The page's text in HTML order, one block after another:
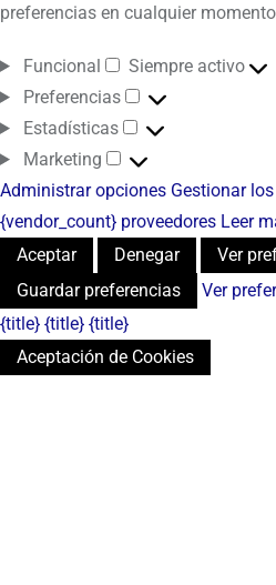
preferencias en cualquier
Funcional
Siempre activo
Preferencias
Estadísticas
Marketing
Administrar opciones Gestionar
{vendor_count} proveedores Leer
Aceptar
Denegar
Ver
Guardar preferencias
Ver
{title} {title} {title}
Aceptación de Cookies